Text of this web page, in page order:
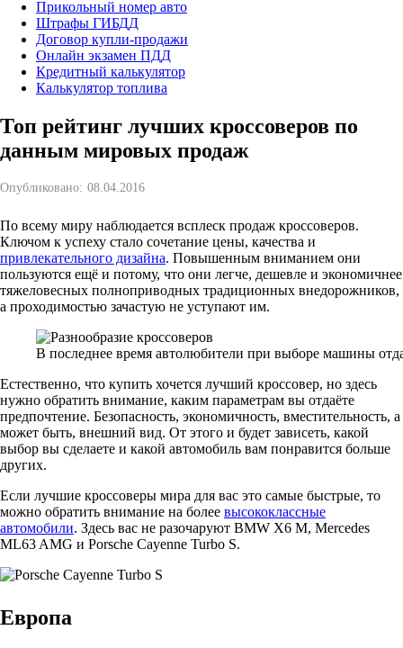
Прикольный номер авто
Штрафы ГИБДД
Договор купли-продажи
Онлайн экзамен ПДД
Кредитный калькулятор
Калькулятор топлива
Топ рейтинг лучших кроссоверов по
данным мировых продаж
Опубликовано: 08.04.2016
По всему миру наблюдается всплеск продаж кроссоверов.
Ключом к успеху стало сочетание цены, качества и
привлекательного дизайна. Повышенным вниманием они
пользуются ещё и потому, что они легче, дешевле и экономичнее
тяжеловесных полноприводных традиционных внедорожников,
а проходимостью зачастую не уступают им.
В последнее время автолюбители при выборе машины
Естественно, что купить хочется лучший кроссовер, но здесь
нужно обратить внимание, каким параметрам вы отдаёте
предпочтение. Безопасность, экономичность, вместительность, а
может быть, внешний вид. От этого и будет зависеть, какой
выбор вы сделаете и какой автомобиль вам понравится больше
других.
Если лучшие кроссоверы мира для вас это самые быстрые, то
можно обратить внимание на более высококлассные
автомобили. Здесь вас не разочаруют BMW X6 M, Mercedes
ML63 AMG и Porsche Cayenne Turbo S.
Европа